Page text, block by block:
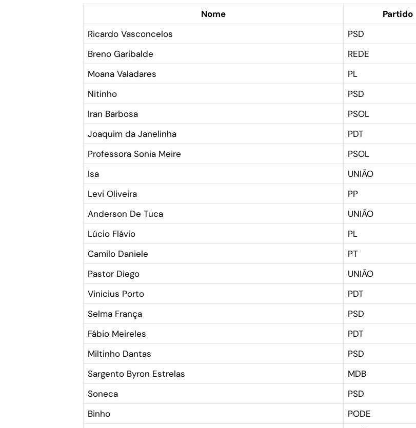
Nome
Partido
Ricardo Vasconcelos
PSD
Breno Garibalde
REDE
Moana Valadares
PL
Nitinho
PSD
Iran Barbosa
PSOL
Joaquim da Janelinha
PDT
Professora Sonia Meire
PSOL
Isa
UNIÃO
Levi Oliveira
PP
Anderson De Tuca
UNIÃO
Lúcio Flávio
PL
Camilo Daniele
PT
Pastor Diego
UNIÃO
Vinicius Porto
PDT
Selma França
PSD
Fábio Meireles
PDT
Miltinho Dantas
PSD
Sargento Byron Estrelas
MDB
Soneca
PSD
Binho
PODE